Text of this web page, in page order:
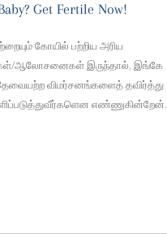
Get Fertile Now!
கோயில் பற்றிய அரிய
ஆலோசனைகள் இருந்தால், இங்கே
விமர்சனங்களைத் தவிர்த்து
எண்ணுகின்றேன்.